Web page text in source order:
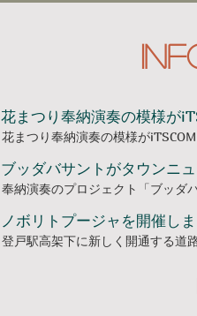
花まつり奉納演奏の模様が
花まつり奉納演奏の模様が
奉納演奏のプロジェクト「ブッダ
ブッダバサントがタウンニ
登戸駅高架下に新しく開通する道
ノボリトプージャを開催しま